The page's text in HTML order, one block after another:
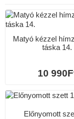
Matyó kézzel
táska 14.
10
Előnyomott